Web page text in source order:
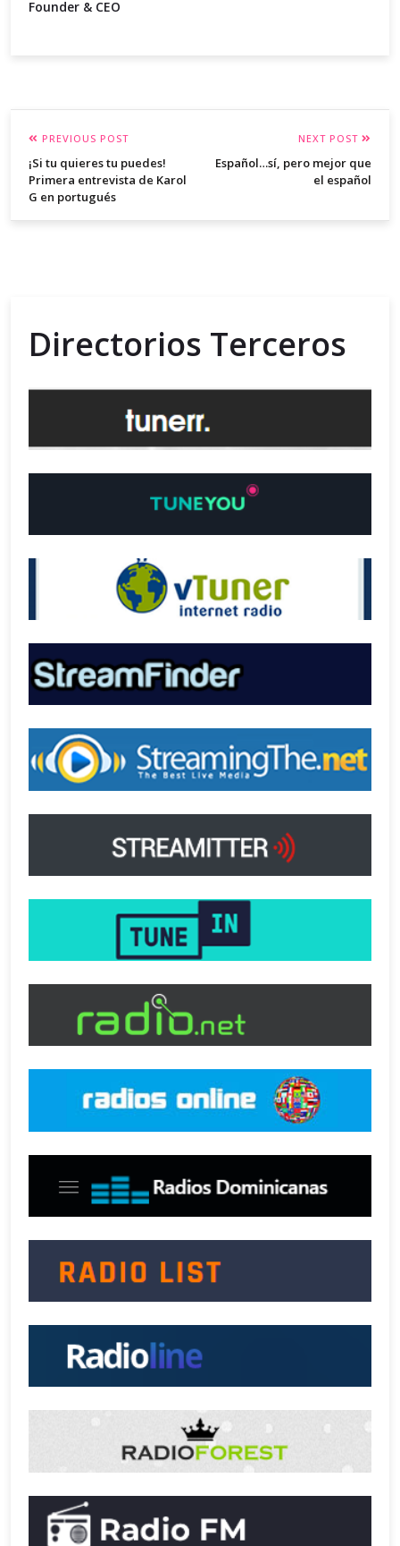
Founder & CEO
PREVIOUS POST
¡Si tu quieres tu puedes!
Primera entrevista de Karol
G en portugués
NEXT POST
Español…sí, pero mejor que
el español
Directorios Terceros